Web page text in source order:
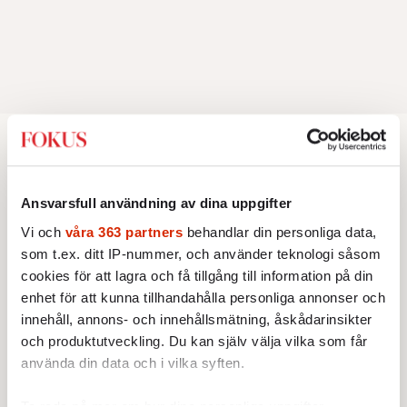
Ansvarsfull användning av dina uppgifter
Vi och våra 363 partners behandlar din personliga data,
som t.ex. ditt IP-nummer, och använder teknologi såsom
cookies för att lagra och få tillgång till information på din
enhet för att kunna tillhandahålla personliga annonser och
innehåll, annons- och innehållsmätning, åskådarinsikter
och produktutveckling. Du kan själv välja vilka som får
använda din data och i vilka syften.
Minnesord
EKONOMI MINNESORD
Hans lugn tog storföretagen
genom djupa kriser
Företagsledaren Björn Svedberg
dog den 25 juni, 88 år gammal.
Av: Jon Åsberg•
MINNESORD
Journalist var hon till sista
punkten